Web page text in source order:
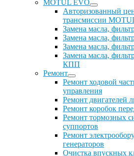
MOTUL EVO
Авторизованный
трансмиссии
Замена масла,
Замена масла,
Замена масла,
Замена масла,
КПП
Ремонт
Ремонт ходовой
управления
Ремонт двигателей
Ремонт коробок
Ремонт тормозных
суппортов
Ремонт
генераторов
Очистка впускных